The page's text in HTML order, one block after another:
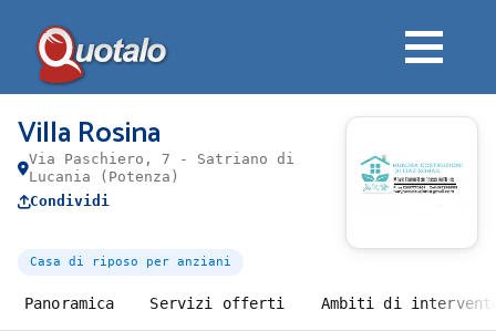
Villa Rosina
Via Paschiero, 7 - Satriano di
Lucania (Potenza)
Condividi
Casa di riposo per anziani
Panoramica Servizi offerti Ambiti di